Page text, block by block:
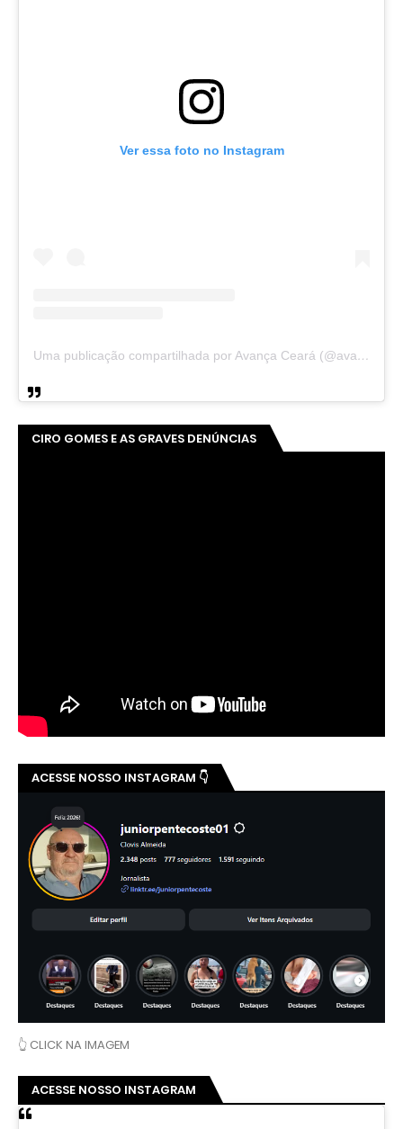
Ver essa foto no Instagram
Uma publicação compartilhada por Avança Ceará (@avancaceara)
CIRO GOMES E AS GRAVES DENÚNCIAS
ACESSE NOSSO INSTAGRAM 👇
👆 CLICK NA IMAGEM
ACESSE NOSSO INSTAGRAM